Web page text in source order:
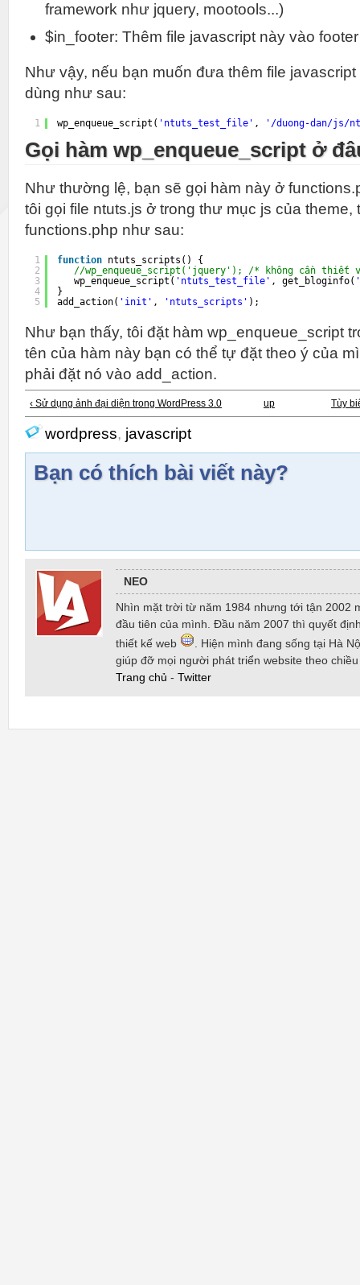
framework như jquery, mootools...)
$in_footer: Thêm file javascript này vào
Như vậy, nếu bạn muốn đưa thêm file
dùng như sau:
1 wp_enqueue_script( 'ntuts_test_file' , '/duong-dan/js/
Gọi hàm wp_enqueue_script ở
Như thường lệ, bạn sẽ gọi hàm này ở
tôi gọi file ntuts.js ở trong thư mục js của theme,
functions.php như sau:
1
2
3
4
5
function ntuts_scripts() {
//wp_enqueue_script('jquery'); /* không cần
wp_enqueue_script( 'ntuts_test_file' , get_bloginfo(
}
add_action( 'init' , 'ntuts_scripts' );
Như bạn thấy, tôi đặt hàm wp_enqueue_script
tên của hàm này bạn có thể tự đặt theo ý của
phải đặt nó vào add_action.
‹ Sử dụng ảnh đại diện trong WordPress 3.0 up Tùy
wordpress, javascript
Bạn có thích bài viết này?
NEO
Nhìn mặt trời từ năm 1984 nhưng tới tận 2002
đầu tiên của mình. Đầu năm 2007 thì quyết
thiết kế web
. Hiện mình đang sống tại Hà
giúp đỡ mọi người phát triển website theo
Trang chủ - Twitter